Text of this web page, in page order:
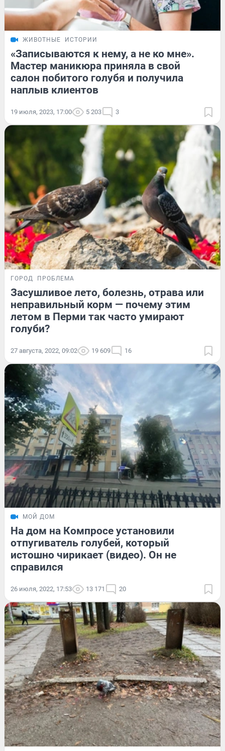
ЖИВОТНЫЕ ИСТОРИИ
«Записываются к нему, а не ко мне».
Мастер маникюра приняла в свой
салон побитого голубя и получила
наплыв клиентов
19 июля, 2023, 17:00 5 203 3
ГОРОД ПРОБЛЕМА
Засушливое лето, болезнь, отрава или
неправильный корм — почему этим
летом в Перми так часто умирают
голуби?
27 августа, 2022, 09:02 19 609 16
МОЙ ДОМ
На дом на Компросе установили
отпугиватель голубей, который
истошно чирикает (видео). Он не
справился
26 июля, 2022, 17:53 13 171 20